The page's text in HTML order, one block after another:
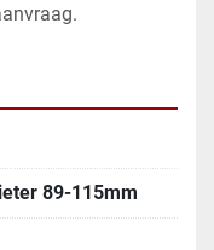
89-115mm